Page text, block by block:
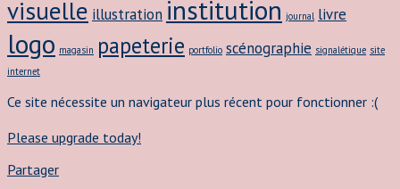
visuelle illustration institution journal livre
logo magasin papeterie portfolio scénographie signalétique site
internet
Ce site nécessite un navigateur plus récent pour fonctionner :(
Please upgrade today!
Partager